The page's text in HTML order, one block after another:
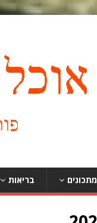
מתכונים בריאות